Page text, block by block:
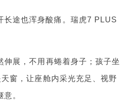
途也浑身酸痛。瑞虎7 PLUS
展，不用再蜷着身子；孩子坐
窗，让座舱内采光充足、视野
。